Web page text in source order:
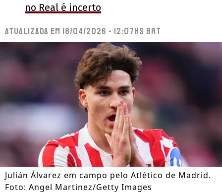
no Real é incerto
Atualizada em 18/04/2026 - 12:07hs BRT
Julián Álvarez em campo pelo Atlético de Madrid.
Foto: Angel Martinez/Getty Images